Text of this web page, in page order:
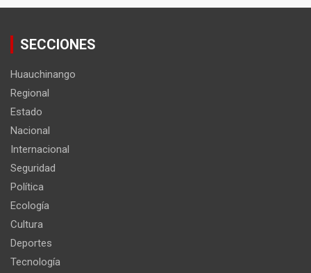
SECCIONES
Huauchinango
Regional
Estado
Nacional
Internacional
Seguridad
Política
Ecología
Cultura
Deportes
Tecnología